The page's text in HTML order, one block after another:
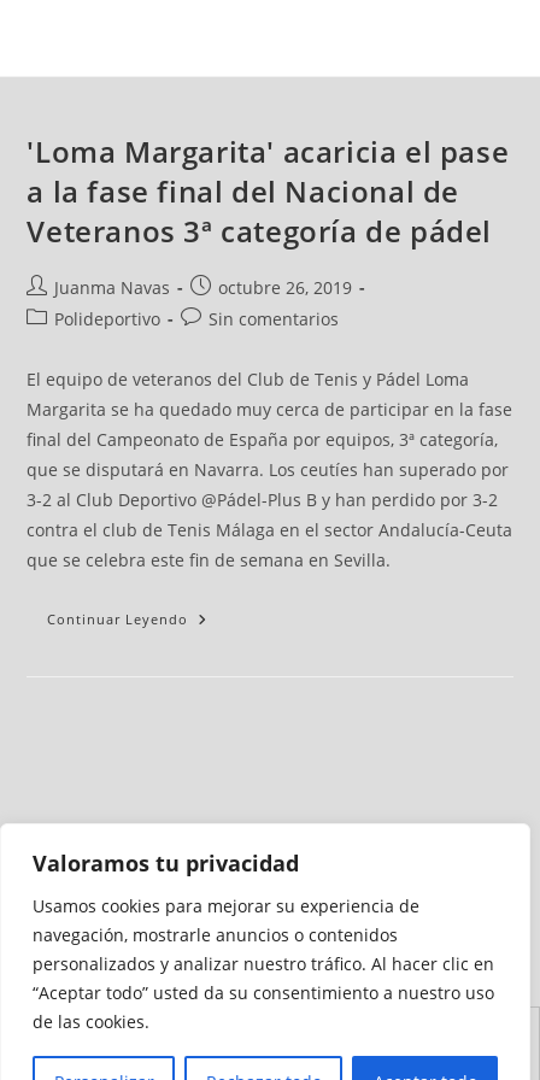
Valoramos tu privacidad
Usamos cookies para mejorar su experiencia de
navegación, mostrarle anuncios o contenidos
personalizados y analizar nuestro tráfico. Al hacer clic en
“Aceptar todo” usted da su consentimiento a nuestro uso
de las cookies.
'Loma Margarita' acaricia el pase
a la fase final del Nacional de
Veteranos 3ª categoría de pádel
Juanma Navas
octubre 26, 2019
Polideportivo
Sin comentarios
El equipo de veteranos del Club de Tenis y Pádel Loma
Margarita se ha quedado muy cerca de participar en la fase
final del Campeonato de España por equipos, 3ª categoría,
que se disputará en Navarra. Los ceutíes han superado por
3-2 al Club Deportivo @Pádel-Plus B y han perdido por 3-2
contra el club de Tenis Málaga en el sector Andalucía-Ceuta
que se celebra este fin de semana en Sevilla.
Continuar Leyendo
Medio auditado por